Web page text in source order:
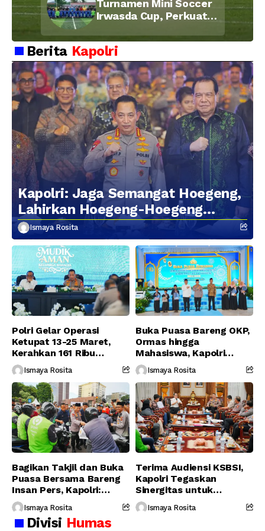
Turnamen Mini Soccer
Irwasda Cup, Perkuat
Kebersamaan Personel
Berita Kapolri
Kapolri: Jaga Semangat Hoegeng,
Lahirkan Hoegeng-Hoegeng
Berikutnya
Ismaya Rosita
Polri Gelar Operasi
Ketupat 13-25 Maret,
Kerahkan 161 Ribu
Personel Gabungan
Ismaya Rosita
Buka Puasa Bareng OKP,
Ormas hingga
Mahasiswa, Kapolri
Serukan Jaga
Persatuan-Dukung
Program Pemerintah
Ismaya Rosita
Bagikan Takjil dan Buka
Puasa Bersama Bareng
Insan Pers, Kapolri:
Suara Media Suara
Publik
Ismaya Rosita
Terima Audiensi KSBSI,
Kapolri Tegaskan
Sinergitas untuk
Perjuangkan Hak Buruh
Ismaya Rosita
Divisi Humas